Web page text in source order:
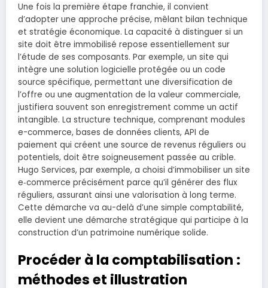
Une fois la première étape franchie, il convient
d’adopter une approche précise, mêlant bilan technique
et stratégie économique. La capacité à distinguer si un
site doit être immobilisé repose essentiellement sur
l’étude de ses composants. Par exemple, un site qui
intègre une solution logicielle protégée ou un code
source spécifique, permettant une diversification de
l’offre ou une augmentation de la valeur commerciale,
justifiera souvent son enregistrement comme un actif
intangible. La structure technique, comprenant modules
e-commerce, bases de données clients, API de
paiement qui créent une source de revenus réguliers ou
potentiels, doit être soigneusement passée au crible.
Hugo Services, par exemple, a choisi d’immobiliser un site
e‑commerce précisément parce qu’il générer des flux
réguliers, assurant ainsi une valorisation à long terme.
Cette démarche va au-delà d’une simple comptabilité,
elle devient une démarche stratégique qui participe à la
construction d’un patrimoine numérique solide.
Procéder à la comptabilisation :
méthodes et illustration